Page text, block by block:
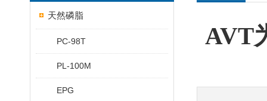
天然磷脂
PC-98T
PL-100M
EPG
AVT